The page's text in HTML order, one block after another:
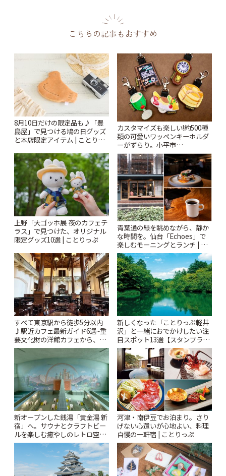
こちらの記事もおすすめ
8月10日だけの限定品も♪「豊
島屋」で見つける鳩の日グッズ
と本店限定アイテム | ことりっ
カスタマイズも楽しい!約500種
類の可愛いワッペンキーホルダ
ーがずらり。小平市
「Kimamaya T&K」 | ことりっ
ぷ
上野「大ゴッホ展 夜のカフェテ
ラス」で見つけた、オリジナル
限定グッズ10選 | ことりっぷ
青葉通の緑を眺めながら、静か
な時間を。仙台「Echoes」で
楽しむモーニングとランチ | こ
とりっぷ
すべて東京駅から徒歩5分以内
♪駅近カフェ最新ガイド6選~重
要文化財の洋館カフェから、改
札すぐのレトロ喫茶まで~ | こと
新しくなった「ことりっぷ軽井
沢」と一緒におでかけしたい注
目スポット13選【スタンプラリ
ー開催中】 | ことりっぷ
新オープンした銭湯「黄金湯 新
宿」へ。サウナとクラフトビー
ルを楽しむ癒やしのレトロ空間
| ことりっぷ
河津・南伊豆でお泊まり。さり
げない心遣いが心地よい、料理
自慢の一軒宿 | ことりっぷ